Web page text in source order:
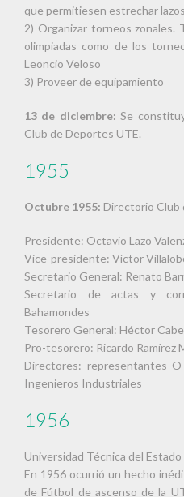
que permitiesen estrechar
2) Organizar torneos zonales.
olimpiadas como de los
Leoncio Veloso
3) Proveer de equipamiento
13 de diciembre: Se
Club de Deportes UTE.
1955
Octubre 1955: Directorio Club
Presidente: Octavio Lazo
Vice-presidente: Víctor
Secretario General: Renato
Secretario de actas y
Bahamondes
Tesorero General: Héctor
Pro-tesorero: Ricardo Ramírez
Directores: representantes
Ingenieros Industriales
1956
Universidad Técnica del
En 1956 ocurrió un hecho
de Fútbol de ascenso de la